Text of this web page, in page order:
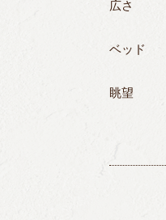
広さ
ベッド
眺望